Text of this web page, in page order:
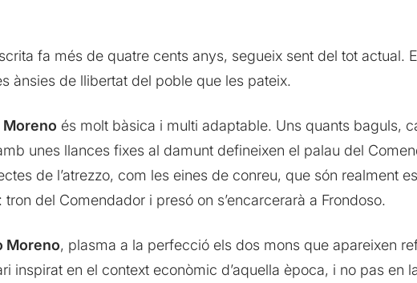
fa més de quatre cents anys, segueix sent del tot actual.
ànsies de llibertat del poble que les pateix.
Moreno és molt bàsica i multi adaptable. Uns quants baguls,
unes llances fixes al damunt defineixen el palau del
de l’atrezzo, com les eines de conreu, que són realment
del Comendador i presó on s’encarcerarà a Frondoso.
Moreno, plasma a la perfecció els dos mons que apareixen
inspirat en el context econòmic d’aquella època, i no pas en